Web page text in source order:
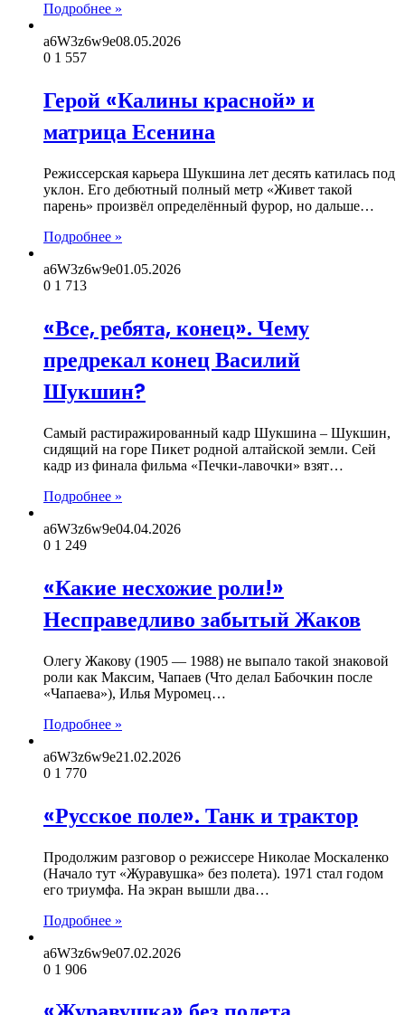
Подробнее »
a6W3z6w9e08.05.2026
0 1 557
Герой «Калины красной» и
матрица Есенина
Режиссерская карьера Шукшина лет десять катилась под
уклон. Его дебютный полный метр «Живет такой
парень» произвёл определённый фурор, но дальше…
Подробнее »
a6W3z6w9e01.05.2026
0 1 713
«Все, ребята, конец». Чему
предрекал конец Василий
Шукшин?
Самый растиражированный кадр Шукшина – Шукшин,
сидящий на горе Пикет родной алтайской земли. Сей
кадр из финала фильма «Печки-лавочки» взят…
Подробнее »
a6W3z6w9e04.04.2026
0 1 249
«Какие несхожие роли!»
Несправедливо забытый Жаков
Олегу Жакову (1905 — 1988) не выпало такой знаковой
роли как Максим, Чапаев (Что делал Бабочкин после
«Чапаева»), Илья Муромец…
Подробнее »
a6W3z6w9e21.02.2026
0 1 770
«Русское поле». Танк и трактор
Продолжим разговор о режиссере Николае Москаленко
(Начало тут «Журавушка» без полета). 1971 стал годом
его триумфа. На экран вышли два…
Подробнее »
a6W3z6w9e07.02.2026
0 1 906